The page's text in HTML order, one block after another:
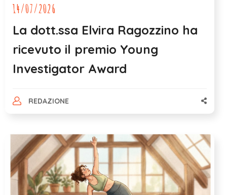
14/07/2026
La dott.ssa Elvira Ragozzino ha
ricevuto il premio Young
Investigator Award
REDAZIONE